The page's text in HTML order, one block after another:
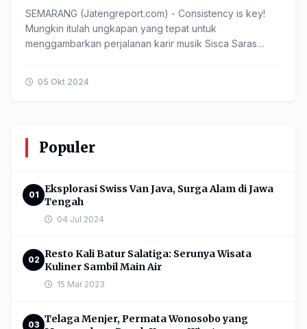
SEMARANG (Jatengreport.com) - Consistency is key!
Mungkin itulah ungkapan yang tepat untuk
menggambarkan perjalanan karir musik Sisca Saras
05 Okt 2024
Populer
01 Eksplorasi Swiss Van Java, Surga Alam di Jawa
Tengah
04 Jul 2024
02 Resto Kali Batur Salatiga: Serunya Wisata
Kuliner Sambil Main Air
15 Mar 2023
03 Telaga Menjer, Permata Wonosobo yang